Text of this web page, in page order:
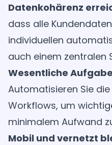
Datenkohärenz
dass alle
individuellen
auch einem zentralen
Wesentliche
Automatisieren Sie
Workflows, um
minimalem Aufwand
Mobil und vernetzt